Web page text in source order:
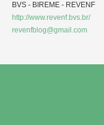
BVS - BIREME - REVENF
http://www.revenf.bvs.br/
revenfblog@gmail.com